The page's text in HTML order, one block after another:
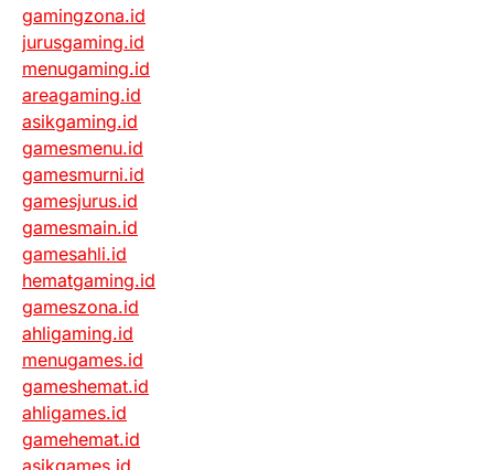
gamingzona.id
jurusgaming.id
menugaming.id
areagaming.id
asikgaming.id
gamesmenu.id
gamesmurni.id
gamesjurus.id
gamesmain.id
gamesahli.id
hematgaming.id
gameszona.id
ahligaming.id
menugames.id
gameshemat.id
ahligames.id
gamehemat.id